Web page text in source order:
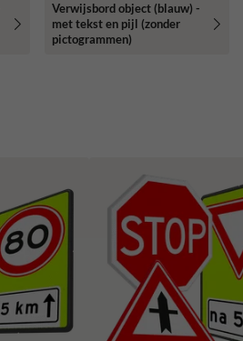
Verwijsbord object (blauw) -
met tekst en pijl (zonder
pictogrammen)